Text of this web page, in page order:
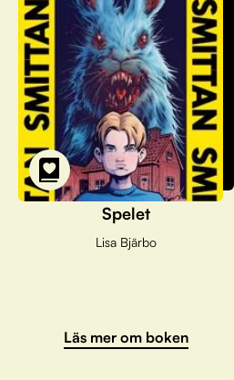
Spelet
Lisa Bjärbo
Läs mer om boken